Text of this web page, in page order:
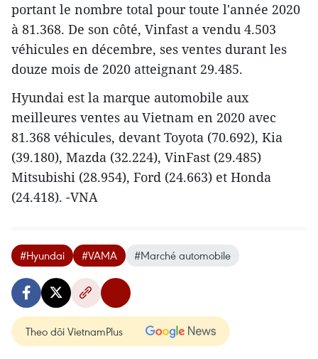
portant le nombre total pour toute l'année 2020
à 81.368. De son côté, Vinfast a vendu 4.503
véhicules en décembre, ses ventes durant les
douze mois de 2020 atteignant 29.485.
Hyundai est la marque automobile aux
meilleures ventes au Vietnam en 2020 avec
81.368 véhicules, devant Toyota (70.692), Kia
(39.180), Mazda (32.224), VinFast (29.485)
Mitsubishi (28.954), Ford (24.663) et Honda
(24.418). -VNA
#Hyundai #VAMA #Marché automobile
Theo dõi VietnamPlus